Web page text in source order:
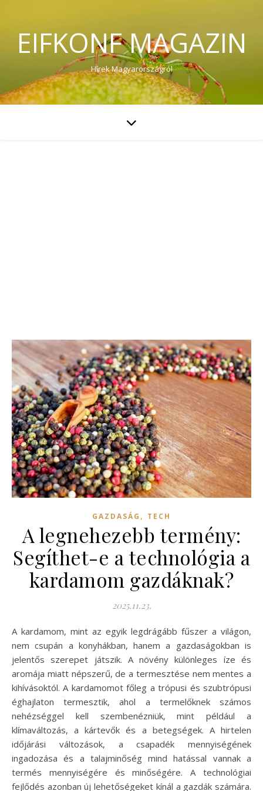
EIFKONF MAGAZIN
Hírek Magyarországról
GAZDASÁG , TECH
A legnehezebb termény:
Segíthet-e a technológia a
kardamom gazdáknak?
2025.11.23.
A kardamom, mint az egyik legdrágább fűszer a világon,
nem csupán a konyhákban, hanem a gazdaságokban is
jelentős szerepet játszik. A növény különleges íze és
aromája miatt népszerű, de a termesztése nem mentes a
kihívásoktól. A kardamomot főleg a trópusi és szubtrópusi
éghajlaton termesztik, ahol a termelőknek számos
nehézséggel kell szembenézniük, mint például a
klímaváltozás, a kártevők és a betegségek. A hirtelen
időjárási változások, a csapadék mennyiségének
ingadozása és a talajminőség mind hatással vannak a
termés mennyiségére és minőségére. A technológiai
fejlődés azonban új lehetőségeket kínál a gazdák számára.